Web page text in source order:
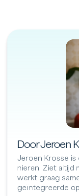
Door Jeroen
Jeroen Krosse is
nieren. Ziet altijd
werkt graag
geïntegreerde